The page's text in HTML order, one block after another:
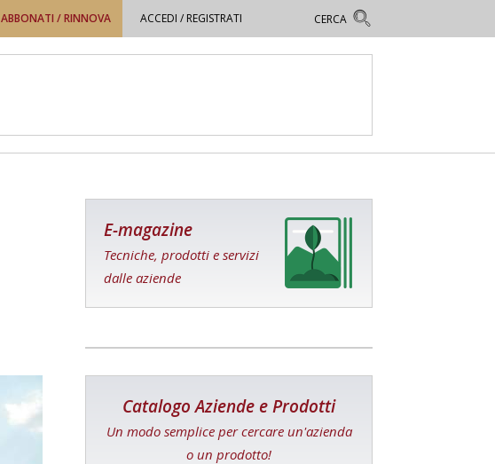
ABBONATI / RINNOVA ACCEDI / REGISTRATI
E-magazine
Tecniche, prodotti e servizi
dalle aziende
Catalogo Aziende e Prodotti
Un modo semplice per cercare un'azienda
o un prodotto!